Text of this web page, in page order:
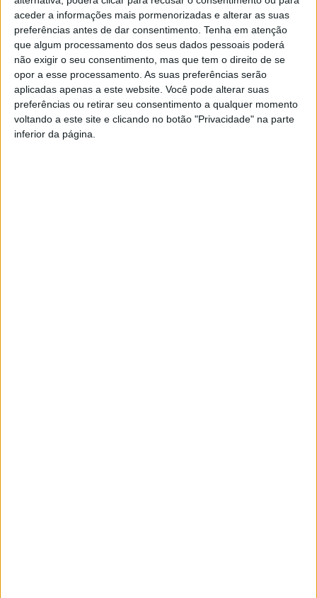
aceder a informações mais pormenorizadas e alterar as suas
preferências antes de dar consentimento. Tenha em atenção
que algum processamento dos seus dados pessoais poderá
não exigir o seu consentimento, mas que tem o direito de se
opor a esse processamento. As suas preferências serão
aplicadas apenas a este website. Você pode alterar suas
preferências ou retirar seu consentimento a qualquer momento
voltando a este site e clicando no botão "Privacidade" na parte
inferior da página.
Também esta sexta-feira, o Skate Park no Fontelo,
recebe pelas 18:00 a oficina gratuita Sk8_4_n00bs,
destinada a iniciantes na modalidade, enquanto pelo
espaço Carmo’81, e pelas 22:00, estão em agenda as
atuações de Ana Lua Caiano, Knok Knok e Ohxala.
No sábado, o Instituto Português do Desporto e
Juventude exibe a partir das 16:00 o filme “Alto e Bom